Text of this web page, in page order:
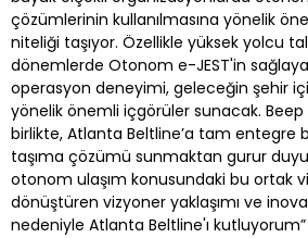
çözümlerinin kullanılmasına yönelik
niteliği taşıyor. Özellikle yüksek yolcu
dönemlerde Otonom e-JEST'in
operasyon deneyimi, geleceğin şehir
yönelik önemli içgörüler sunacak. Beep
birlikte, Atlanta Beltline’a tam entegre
taşıma çözümü sunmaktan gurur
otonom ulaşım konusundaki bu ortak
dönüştüren vizyoner yaklaşımı ve
nedeniyle Atlanta Beltline'ı kutluyorum”